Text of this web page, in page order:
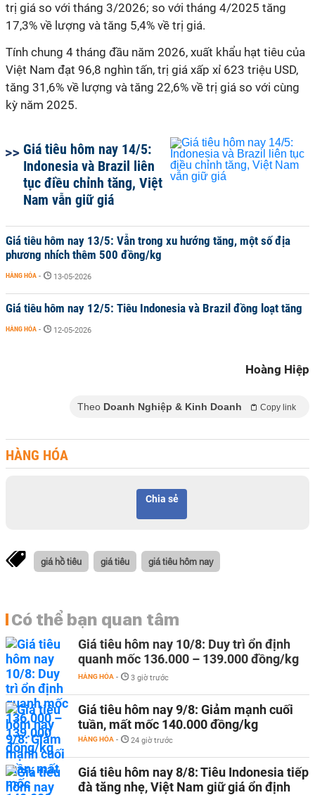
trị giá so với tháng 3/2026; so với tháng 4/2025 tăng
17,3% về lượng và tăng 5,4% về trị giá.
Tính chung 4 tháng đầu năm 2026, xuất khẩu hạt tiêu của
Việt Nam đạt 96,8 nghìn tấn, trị giá xấp xỉ 623 triệu USD,
tăng 31,6% về lượng và tăng 22,6% về trị giá so với cùng
kỳ năm 2025.
Giá tiêu hôm nay 14/5:
Indonesia và Brazil liên
tục điều chỉnh tăng, Việt
Nam vẫn giữ giá
Giá tiêu hôm nay 13/5: Vẫn trong xu hướng tăng, một số địa
phương nhích thêm 500 đồng/kg
HÀNG HÓA - 13-05-2026
Giá tiêu hôm nay 12/5: Tiêu Indonesia và Brazil đồng loạt tăng
HÀNG HÓA - 12-05-2026
Hoàng Hiệp
Theo Doanh Nghiệp & Kinh Doanh Copy link
HÀNG HÓA
Chia sẻ
giá hồ tiêu giá tiêu giá tiêu hôm nay
Có thể bạn quan tâm
Giá tiêu hôm nay 10/8: Duy trì ổn định
quanh mốc 136.000 – 139.000 đồng/kg
HÀNG HÓA - 3 giờ trước
Giá tiêu hôm nay 9/8: Giảm mạnh cuối
tuần, mất mốc 140.000 đồng/kg
HÀNG HÓA - 24 giờ trước
Giá tiêu hôm nay 8/8: Tiêu Indonesia tiếp
đà tăng nhẹ, Việt Nam giữ giá ổn định